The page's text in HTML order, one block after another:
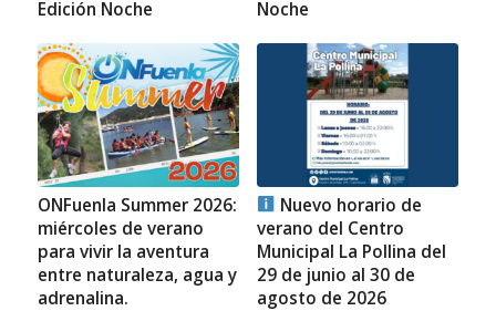
Edición Noche
Noche
ONFuenla Summer 2026:
miércoles de verano
para vivir la aventura
entre naturaleza, agua y
adrenalina.
Nuevo horario de
verano del Centro
Municipal La Pollina del
29 de junio al 30 de
agosto de 2026